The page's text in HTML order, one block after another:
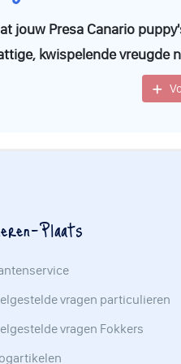
jouw Presa Canario
kwispelende vreugde
Plaats
vragen particulieren
vragen Fokkers